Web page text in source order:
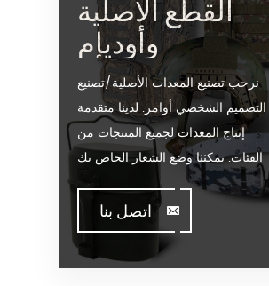
القطع الأصلية
وأوديإم
نرحب تصنيع المعدات الأصلية/تصنيع
التصميم الشخصي أوامر. لدينا متقدمة
إنتاج المعدات لجميع المنتجات من
الفئات. يمكننا وضع الشعار الخاص بك
على موقعنا على الساخن بيع نموذج أو
تساعدك على إنتاج أوامر عندما تقابل
toughissues. ونحن مساعدة قيمة
العملاء لتصميم وتطوير منتجاتها من
اتصل بنا